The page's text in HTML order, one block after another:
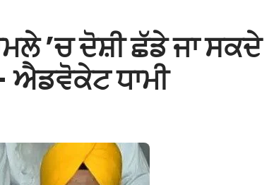
’ਚ ਦੋਸ਼ੀ ਛੱਡੇ ਜਾ ਸਕਦੇ
ਐਡਵੋਕੇਟ ਧਾਮੀ